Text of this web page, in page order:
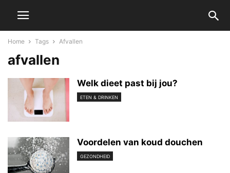
Home Tags Afvallen
afvallen
Welk dieet past bij jou?
ETEN & DRINKEN
Voordelen van koud douchen
GEZONDHEID